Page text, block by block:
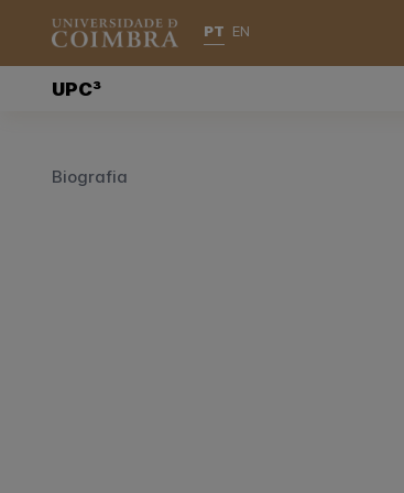
PT EN
UPC³
Biografia